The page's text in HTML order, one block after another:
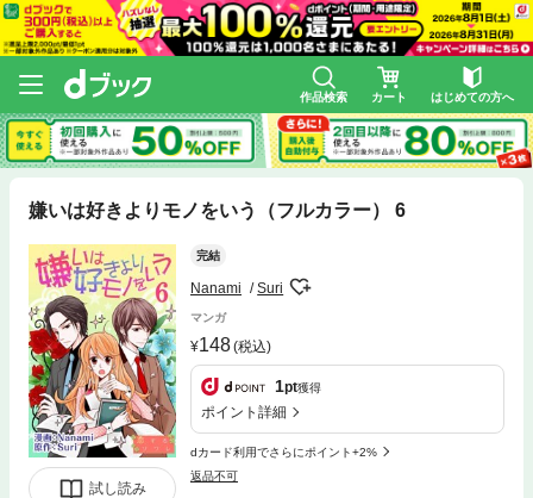
作品検索 カート はじめての方へ
嫌いは好きよりモノをいう（フルカラー） 6
試し読み
完結
Nanami Suri
マンガ
148(税込)
1pt獲得
ポイント詳細
dカード利用でさらにポイント+2%
返品不可